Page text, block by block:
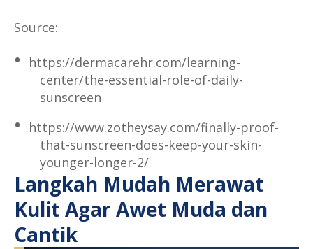
Source:
https://dermacarehr.com/learning-
center/the-essential-role-of-daily-
sunscreen
https://www.zotheysay.com/finally-proof-
that-sunscreen-does-keep-your-skin-
younger-longer-2/
Langkah Mudah Merawat
Kulit Agar Awet Muda dan
Cantik